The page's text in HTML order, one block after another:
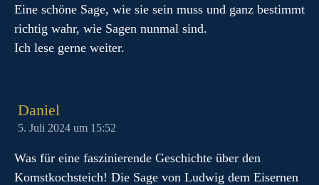
Eine schöne Sage, wie sie sein muss und ganz bestimmt
richtig wahr, wie Sagen nunmal sind.
Ich lese gerne weiter.
Daniel
5. Juli 2024 um 15:52
Was für eine faszinierende Geschichte über den
Komstkochsteich! Die Sage von Ludwig dem Eisernen